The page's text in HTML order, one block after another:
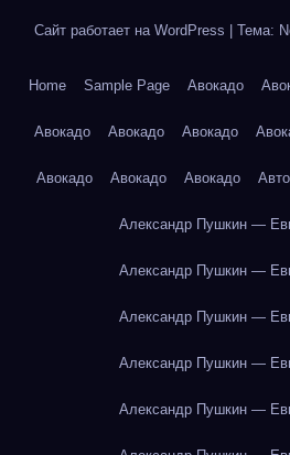
Сайт работает на WordPress | Тема:
Home Sample Page Авокадо
Авокадо Авокадо Авокадо
Авокадо Авокадо Авокадо
Александр Пушкин —
Александр Пушкин —
Александр Пушкин —
Александр Пушкин —
Александр Пушкин —